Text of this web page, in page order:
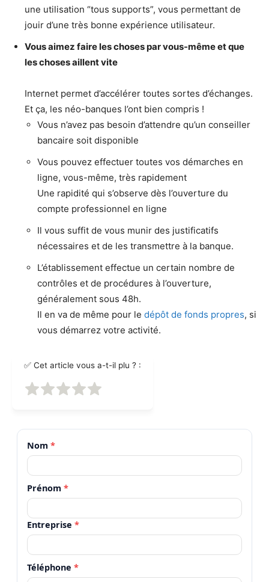
une utilisation “tous supports”, vous permettant de
jouir d’une très bonne expérience utilisateur.
Vous aimez faire les choses par vous-même et que
les choses aillent vite
Internet permet d’accélérer toutes sortes d’échanges.
Et ça, les néo-banques l’ont bien compris !
Vous n’avez pas besoin d’attendre qu’un conseiller
bancaire soit disponible
Vous pouvez effectuer toutes vos démarches en
ligne, vous-même, très rapidement
Une rapidité qui s’observe dès l’ouverture du
compte professionnel en ligne
Il vous suffit de vous munir des justificatifs
nécessaires et de les transmettre à la banque.
L’établissement effectue un certain nombre de
contrôles et de procédures à l’ouverture,
généralement sous 48h.
Il en va de même pour le dépôt de fonds propres, si
vous démarrez votre activité.
✅ Cet article vous a-t-il plu ? :
Nom *
Prénom *
Entreprise *
Téléphone *